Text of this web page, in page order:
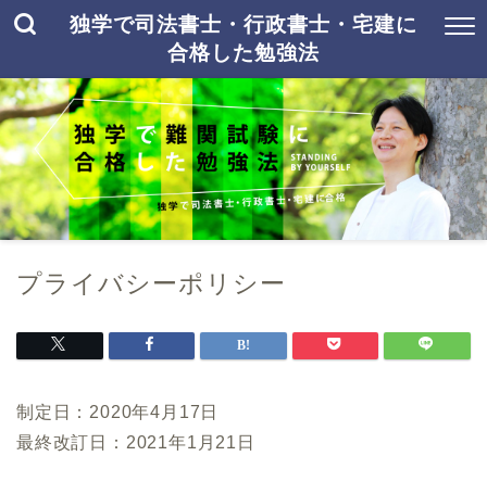
独学で司法書士・行政書士・宅建に
合格した勉強法
プライバシーポリシー
制定日：2020年4月17日
最終改訂日：2021年1月21日